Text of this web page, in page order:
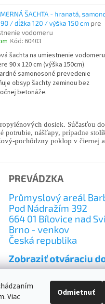
Viac
Odmietnuť
ŠACHTA - hranatá,
/ dĺžka 120 / výška 150 cm pre
vodomeru
Kód: 60403
šachta na umiestnenie
90 x 120 cm (výška 150cm).
samonosoné prevedenie
obsyp šachty zeminou bez
betonáže.
v
l
á
d
c
r
v
k
v
p
i
dosiek. Súčasťou
potrubie, nášľapy, prípadne
pochôdzny poklop v čiernej
PREVÁDZKA
Průmyslový areál
Pod Nádražím 392
664 01 Bílovice nad
Brno - venkov
Česká republika
Zobraziť otváraciu